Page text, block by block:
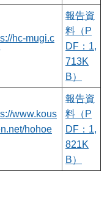
hc-mugi.c
報告資
料（P
DF：1,
713K
B）
www.kous
hohoe
報告資
料（P
DF：1,
821K
B）